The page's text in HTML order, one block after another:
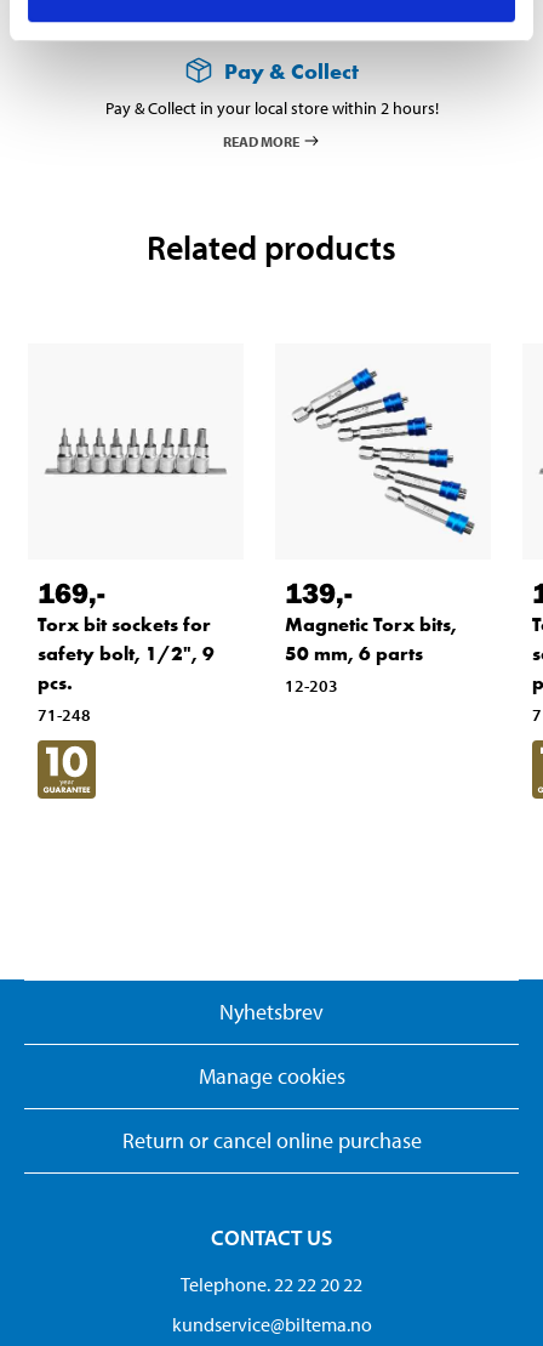
Pay & Collect
Pay & Collect in your local store within 2 hours!
READ MORE
Related products
169,-
Torx bit sockets for
safety bolt, 1/2", 9
pcs.
71-248
139,-
Magnetic Torx bits,
50 mm, 6 parts
12-203
Nyhetsbrev
Manage cookies
Return or cancel online purchase
CONTACT US
Telephone. 22 22 20 22
kundservice@biltema.no